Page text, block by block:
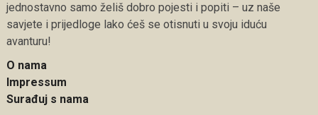
jednostavno samo želiš dobro pojesti i popiti – uz naše
savjete i prijedloge lako ćeš se otisnuti u svoju iduću
avanturu!
O nama
Impressum
Surađuj s nama